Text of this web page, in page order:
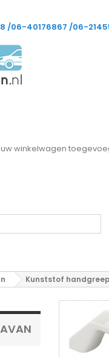
/06-40176867 /06-
winkelwagen
Kunststof